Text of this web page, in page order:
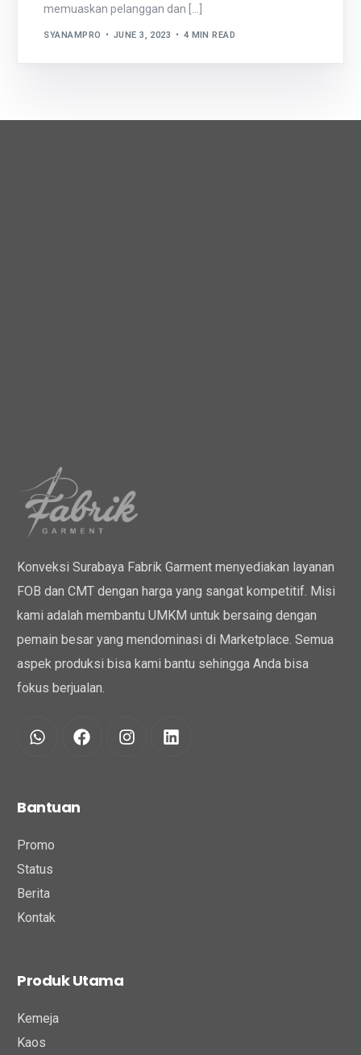
memuaskan pelanggan dan […]
SYANAMPRO JUNE 3, 2023 4 MIN READ
Konveksi Surabaya Fabrik Garment menyediakan layanan
FOB dan CMT dengan harga yang sangat kompetitif. Misi
kami adalah membantu UMKM untuk bersaing dengan
pemain besar yang mendominasi di Marketplace. Semua
aspek produksi bisa kami bantu sehingga Anda bisa
fokus berjualan.
Bantuan
Promo
Status
Berita
Kontak
Produk Utama
Kemeja
Kaos